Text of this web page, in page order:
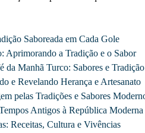
Saboreada em Cada Gole
Aprimorando a Tradição e o Sabor
da Manhã Turco: Sabores e Tradição
e Revelando Herança e Artesanato
pelas Tradições e Sabores
Antigos à República Moderna
Receitas, Cultura e Vivências